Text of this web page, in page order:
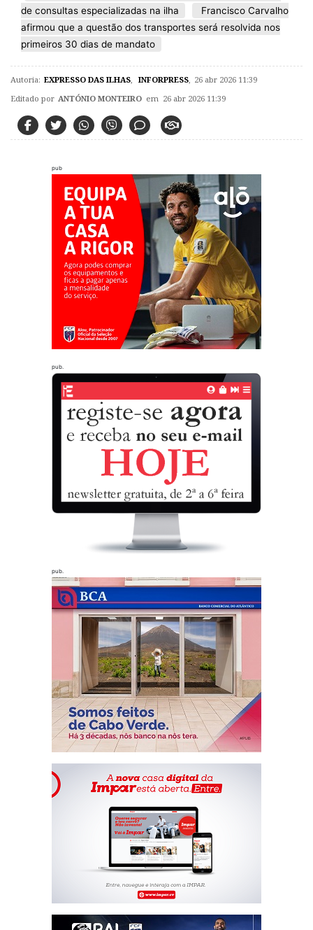
de consultas especializadas na ilha
Francisco Carvalho
afirmou que a questão dos transportes será resolvida nos
primeiros 30 dias de mandato
Autoria: EXPRESSO DAS ILHAS INFORPRESS 26 abr 2026 11:39
Editado por ANTÓNIO MONTEIRO em 26 abr 2026 11:39
pub
pub.
pub.